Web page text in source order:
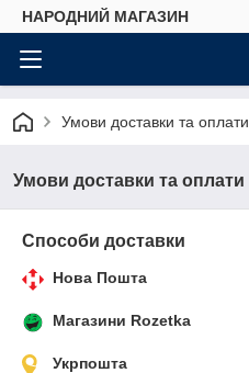
НАРОДНИЙ МАГАЗИН
Умови доставки та оплати
Умови доставки та оплати
Способи доставки
Нова Пошта
Магазини Rozetka
Укрпошта